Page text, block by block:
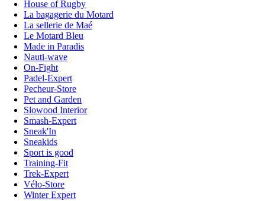
House of Rugby
La bagagerie du Motard
La sellerie de Maé
Le Motard Bleu
Made in Paradis
Nauti-wave
On-Fight
Padel-Expert
Pecheur-Store
Pet and Garden
Slowood Interior
Smash-Expert
Sneak'In
Sneakids
Sport is good
Training-Fit
Trek-Expert
Vélo-Store
Winter Expert